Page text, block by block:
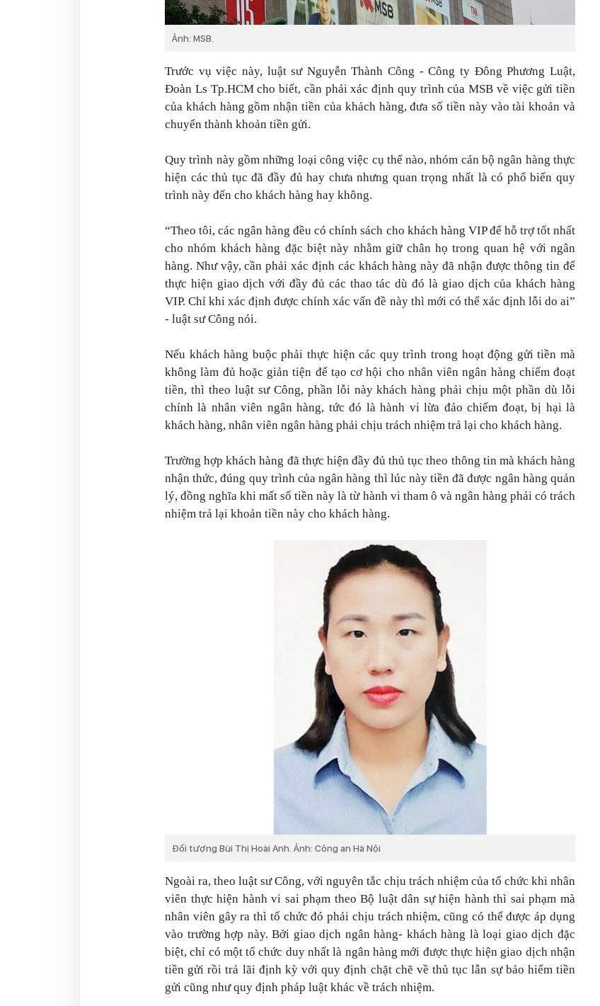
Ảnh: MSB.
Trước vụ việc này, luật sư Nguyễn Thành Công - Công ty Đông Phương Luật,
Đoàn Ls Tp.HCM cho biết, cần phải xác định quy trình của MSB về việc gửi tiền
của khách hàng gồm nhận tiền của khách hàng, đưa số tiền này vào tài khoản và
chuyển thành khoản tiền gửi.
Quy trình này gồm những loại công việc cụ thể nào, nhóm cán bộ ngân hàng thực
hiện các thủ tục đã đầy đủ hay chưa nhưng quan trọng nhất là có phổ biến quy
trình này đến cho khách hàng hay không.
“Theo tôi, các ngân hàng đều có chính sách cho khách hàng VIP để hỗ trợ tốt nhất
cho nhóm khách hàng đặc biệt này nhằm giữ chân họ trong quan hệ với ngân
hàng. Như vậy, cần phải xác định các khách hàng này đã nhận được thông tin để
thực hiện giao dịch với đầy đủ các thao tác dù đó là giao dịch của khách hàng
VIP. Chỉ khi xác định được chính xác vấn đề này thì mới có thể xác định lỗi do ai”
- luật sư Công nói.
Nếu khách hàng buộc phải thực hiện các quy trình trong hoạt động gửi tiền mà
không làm đủ hoặc giản tiện để tạo cơ hội cho nhân viên ngân hàng chiếm đoạt
tiền, thì theo luật sư Công, phần lỗi này khách hàng phải chịu một phần dù lỗi
chính là nhân viên ngân hàng, tức đó là hành vi lừa đảo chiếm đoạt, bị hại là
khách hàng, nhân viên ngân hàng phải chịu trách nhiệm trả lại cho khách hàng.
Trường hợp khách hàng đã thực hiện đầy đủ thủ tục theo thông tin mà khách hàng
nhận thức, đúng quy trình của ngân hàng thì lúc này tiền đã được ngân hàng quản
lý, đồng nghĩa khi mất số tiền này là từ hành vi tham ô và ngân hàng phải có trách
nhiệm trả lại khoản tiền này cho khách hàng.
Đối tượng Bùi Thị Hoài Anh. Ảnh: Công an Hà Nội
Ngoài ra, theo luật sư Công, với nguyên tắc chịu trách nhiệm của tổ chức khi nhân
viên thực hiện hành vi sai phạm theo Bộ luật dân sự hiện hành thì sai phạm mà
nhân viên gây ra thì tổ chức đó phải chịu trách nhiệm, cũng có thể được áp dụng
vào trường hợp này. Bởi giao dịch ngân hàng- khách hàng là loại giao dịch đặc
biệt, chỉ có một tổ chức duy nhất là ngân hàng mới được thực hiện giao dịch nhận
tiền gửi rồi trả lãi định kỳ với quy định chặt chẽ về thủ tục lẫn sự bảo hiểm tiền
gửi cũng như quy định pháp luật khác về trách nhiệm.